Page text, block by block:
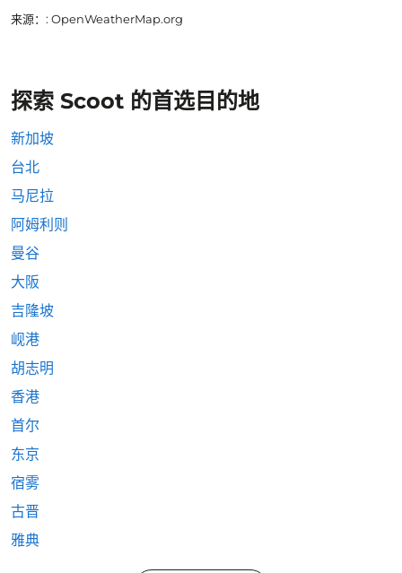
来源： : OpenWeatherMap.org
探索 Scoot 的首选目的地
新加坡
台北
马尼拉
阿姆利则
曼谷
大阪
吉隆坡
岘港
胡志明
香港
首尔
东京
宿雾
古晋
雅典